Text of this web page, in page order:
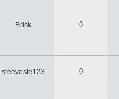
Brisk 0
steeveste123 0